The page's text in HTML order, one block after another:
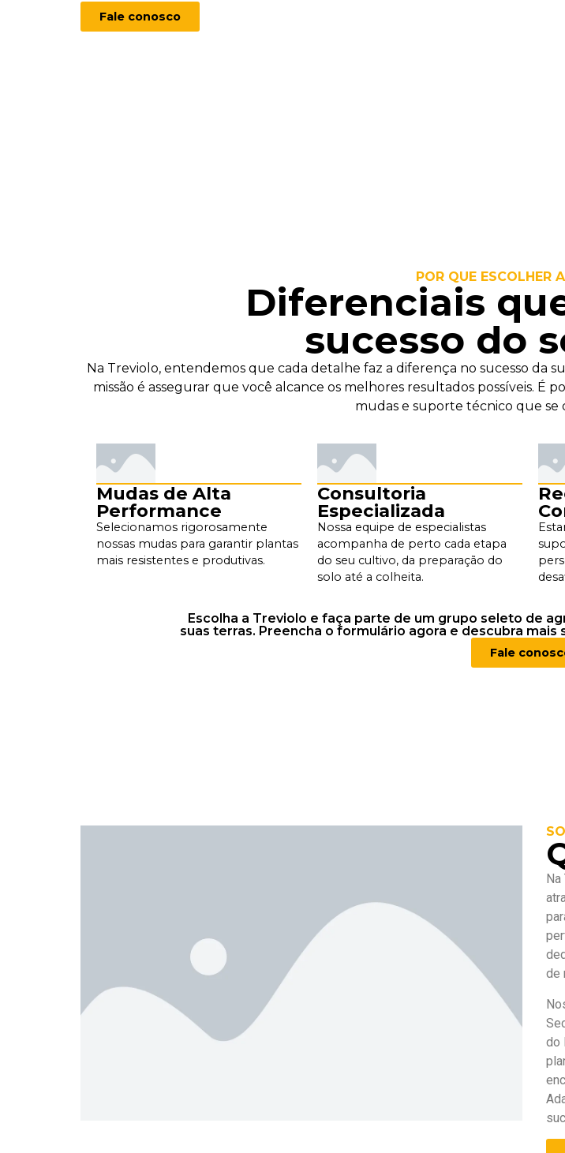
Fale conosco
POR QUE ESCOLHER
Diferenciais
sucesso do
Na Treviolo, entendemos que cada detalhe faz a diferença no sucesso da
missão é assegurar que você alcance os melhores resultados possíveis. É
mudas e suporte técnico que se
Mudas de Alta
Performance
Selecionamos rigorosamente
nossas mudas para garantir plantas
mais resistentes e produtivas.
Consultoria
Especializada
Nossa equipe de especialistas
acompanha de perto cada etapa
do seu cultivo, da preparação do
solo até a colheita.
Escolha a Treviolo e faça parte de um grupo seleto de
suas terras. Preencha o formulário agora e descubra
Fale
de
do